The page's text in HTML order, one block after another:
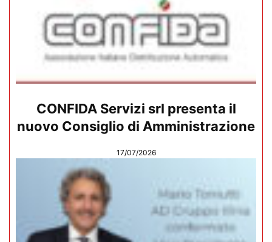
CONFIDA Servizi srl presenta il
nuovo Consiglio di Amministrazione
17/07/2026